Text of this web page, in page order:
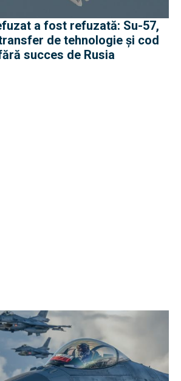
a fost refuzată: Su-57,
de tehnologie și cod
succes de Rusia